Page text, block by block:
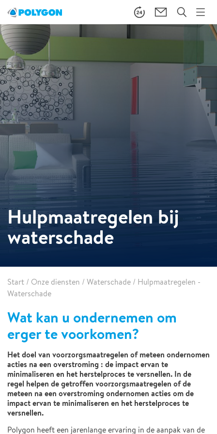
Hulpmaatregelen bij
waterschade
Start / Onze diensten / Waterschade / Hulpmaatregelen -
Waterschade
Wat kan u ondernemen om
erger te voorkomen?
Het doel van voorzorgsmaatregelen of meteen ondernomen
acties na een overstroming : de impact ervan te
minimaliseren en het herstelproces te versnellen. In de
regel helpen de getroffen voorzorgsmaatregelen of de
meteen na een overstroming ondernomen acties om de
impact ervan te minimaliseren en het herstelproces te
versnellen.
Polygon heeft een jarenlange ervaring in de aanpak van de